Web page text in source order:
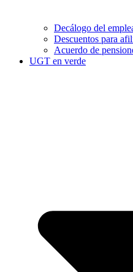
Decálogo del
Descuentos para
Acuerdo de
UGT en verde